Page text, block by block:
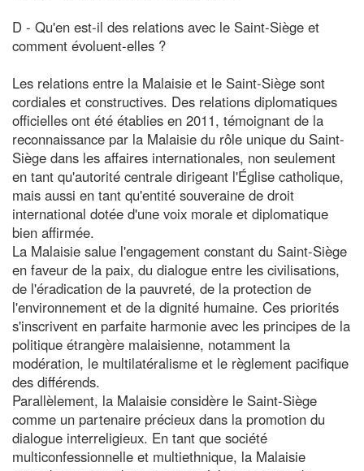
D - Qu'en est-il des relations avec le Saint-Siège et
comment évoluent-elles ?
Les relations entre la Malaisie et le Saint-Siège sont
cordiales et constructives. Des relations diplomatiques
officielles ont été établies en 2011, témoignant de la
reconnaissance par la Malaisie du rôle unique du Saint-
Siège dans les affaires internationales, non seulement
en tant qu'autorité centrale dirigeant l'Église catholique,
mais aussi en tant qu'entité souveraine de droit
international dotée d'une voix morale et diplomatique
bien affirmée.
La Malaisie salue l'engagement constant du Saint-Siège
en faveur de la paix, du dialogue entre les civilisations,
de l'éradication de la pauvreté, de la protection de
l'environnement et de la dignité humaine. Ces priorités
s'inscrivent en parfaite harmonie avec les principes de la
politique étrangère malaisienne, notamment la
modération, le multilatéralisme et le règlement pacifique
des différends.
Parallèlement, la Malaisie considère le Saint-Siège
comme un partenaire précieux dans la promotion du
dialogue interreligieux. En tant que société
multiconfessionnelle et multiethnique, la Malaisie